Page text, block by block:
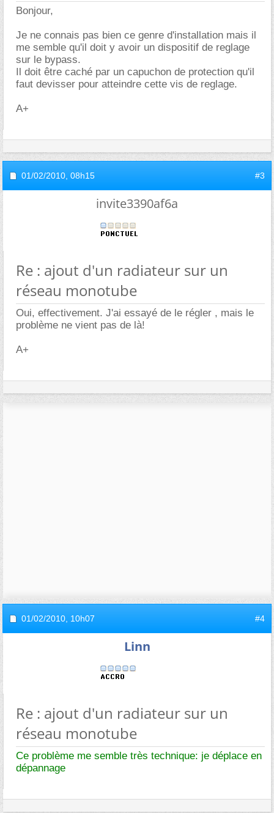
Bonjour,
Je ne connais pas bien ce genre d'installation mais il
me semble qu'il doit y avoir un dispositif de reglage
sur le bypass.
Il doit être caché par un capuchon de protection qu'il
faut devisser pour atteindre cette vis de reglage.
A+
01/02/2010, 08h15 #3
invite3390af6a
Re : ajout d'un radiateur sur un
réseau monotube
Oui, effectivement. J'ai essayé de le régler , mais le
problème ne vient pas de là!
A+
01/02/2010, 10h07 #4
Linn
Re : ajout d'un radiateur sur un
réseau monotube
Ce problème me semble très technique: je déplace en
dépannage